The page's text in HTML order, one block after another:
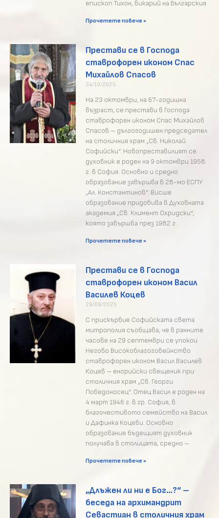
епископ Тихон, викарий на Българския
Прочетете повече »
Престави се в Господа
ставрофорен иконом Спас
Михайлов Спасов
24/10/2025
На 23 октомври, на 67-годишна
възраст, се престави в Господа
ставрофорен иконом Спас Михайлов
Спасов – дългогодишен председател
на столичния храм „Св. Николай
Софийски“. Новопреставилият се
духовник е роден на 9 октомври 1958
г. в София. Основно и средно
образование завършва в 28-мо ЕСПУ
„Ал. Константинов“. Висше
образование придобива в Духовната
академия „Св. Климент Охридски“,
която завършва през 1982 г.
Прочетете повече »
Престави се в Господа
ставрофорен иконом Васил
Василев Коцев
29/09/2025
С прискърбие Софийската света
митрополия съобщава, че в ранните
часове на 29 септември се упокои
Негово Високоблагоговейнство
ставрофорен иконом Васил Василев
Коцев – енорийски свещеник при
столичния храм „Св. Георги
Победоносец“. Отец Васил е роден на
4 март 1946 г. в гр. София, в
благочестивото семейство на Васил
и Дафинка Коцеви. Основно
образование бъдещият духовник
получава в столицата, средно –
Прочетете повече »
„Длъжен ли ни е Бог…?“ –
беседа на архимандрит
Севастиан в столичния храм